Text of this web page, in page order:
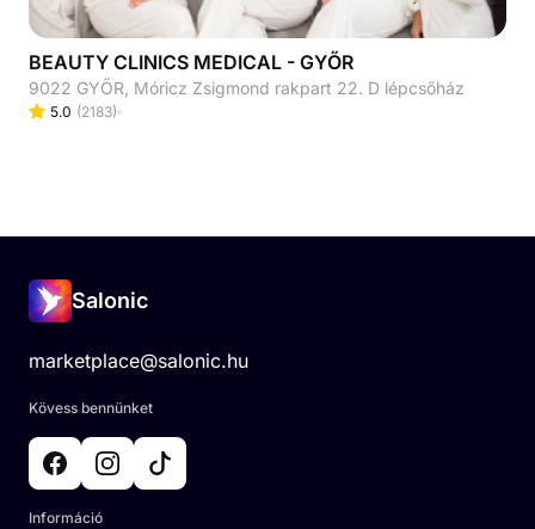
BEAUTY CLINICS MEDICAL - GYŐR
9022 GYŐR, Móricz Zsigmond rakpart 22. D lépcsőház
5.0 (2183)
Salonic
marketplace@salonic.hu
Kövess bennünket
Információ